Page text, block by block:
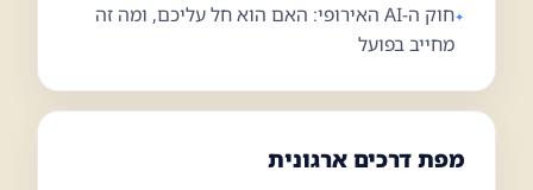
02חוק ה-AI האירופי: האם הוא חל עליכם, ומה זה
מחייב בפועל
מפת דרכים ארגונית